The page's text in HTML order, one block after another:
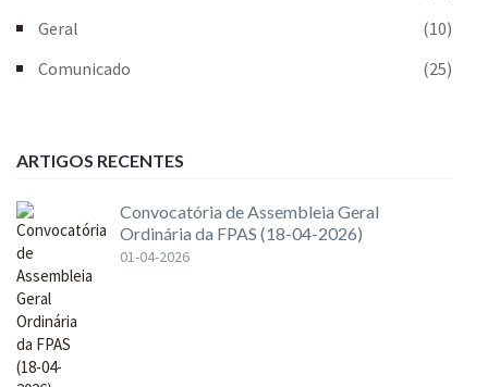
Geral
(10)
Comunicado
(25)
ARTIGOS RECENTES
Convocatória de Assembleia Geral
Ordinária da FPAS (18-04-2026)
01-04-2026